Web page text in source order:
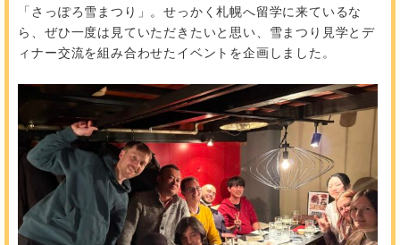
「さっぽろ雪まつり」。せっかく札幌へ留学に来ているな
ら、ぜひ一度は見ていただきたいと思い、雪まつり見学とデ
ィナー交流を組み合わせたイベントを企画しました。